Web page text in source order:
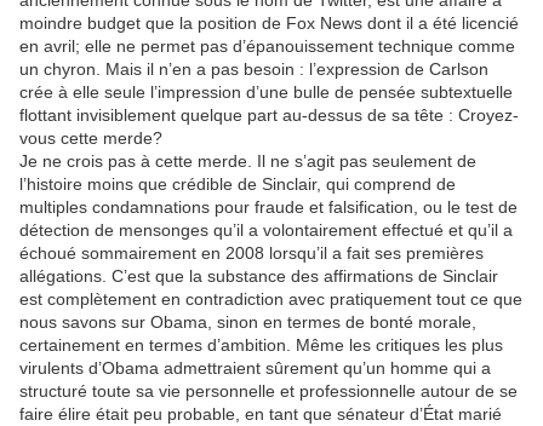
moindre budget que la position de Fox News dont il a été licencié
en avril; elle ne permet pas d’épanouissement technique comme
un chyron. Mais il n’en a pas besoin : l’expression de Carlson
crée à elle seule l’impression d’une bulle de pensée subtextuelle
flottant invisiblement quelque part au-dessus de sa tête : Croyez-
vous cette merde?
Je ne crois pas à cette merde. Il ne s’agit pas seulement de
l’histoire moins que crédible de Sinclair, qui comprend de
multiples condamnations pour fraude et falsification, ou le test de
détection de mensonges qu’il a volontairement effectué et qu’il a
échoué sommairement en 2008 lorsqu’il a fait ses premières
allégations. C’est que la substance des affirmations de Sinclair
est complètement en contradiction avec pratiquement tout ce que
nous savons sur Obama, sinon en termes de bonté morale,
certainement en termes d’ambition. Même les critiques les plus
virulents d’Obama admettraient sûrement qu’un homme qui a
structuré toute sa vie personnelle et professionnelle autour de se
faire élire était peu probable, en tant que sénateur d’État marié